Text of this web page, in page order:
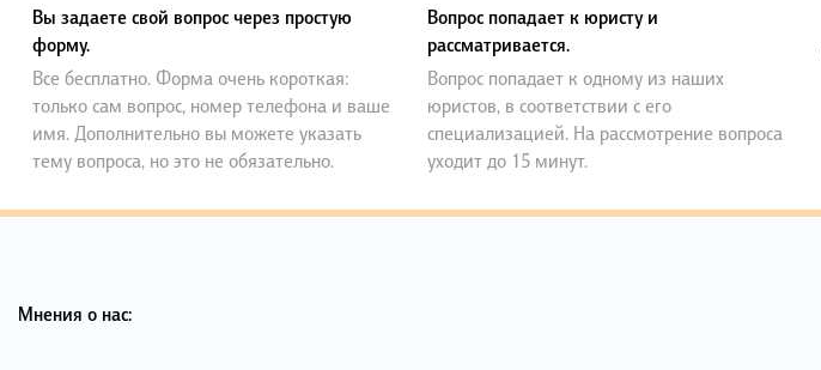
Вы задаете свой вопрос через простую
форму.
Все бесплатно. Форма очень короткая:
только сам вопрос, номер телефона и ваше
имя. Дополнительно вы можете указать
тему вопроса, но это не обязательно.
Вопрос попадает к юристу и
рассматривается.
Вопрос попадает к одному из наших
юристов, в соответствии с его
специализацией. На рассмотрение вопроса
уходит до 15 минут.
Мнения о нас: